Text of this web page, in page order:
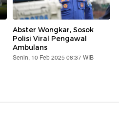
Abster Wongkar, Sosok
Polisi Viral Pengawal
Ambulans
Senin, 10 Feb 2025 08:37 WIB